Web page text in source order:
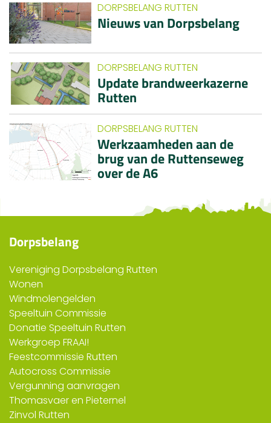
DORPSBELANG RUTTEN
Nieuws van Dorpsbelang
DORPSBELANG RUTTEN
Update brandweerkazerne
Rutten
DORPSBELANG RUTTEN
Werkzaamheden aan de
brug van de Ruttenseweg
over de A6
Dorpsbelang
Vereniging Dorpsbelang Rutten
Wonen
Windmolengelden
Speeltuin Commissie
Donatie Speeltuin Rutten
Werkgroep FRAAI!
Feestcommissie Rutten
Autocross Commissie
Vergunning aanvragen
Thomasvaer en Pieternel
Zinvol Rutten